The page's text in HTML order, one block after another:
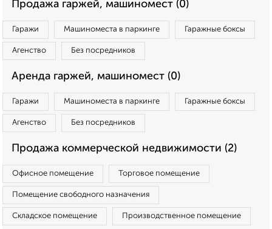
Продажа гаржей, машиномест (0)
Гаражи Машиноместа в паркинге Гаражные боксы
Агенство Без посредников
Аренда гаржей, машиномест (0)
Гаражи Машиноместа в паркинге Гаражные боксы
Агенство Без посредников
Продажа коммерческой недвижимости (2)
Офисное помещение Торговое помещение
Помещение свободного назначения
Складское помещение Производственное помещение